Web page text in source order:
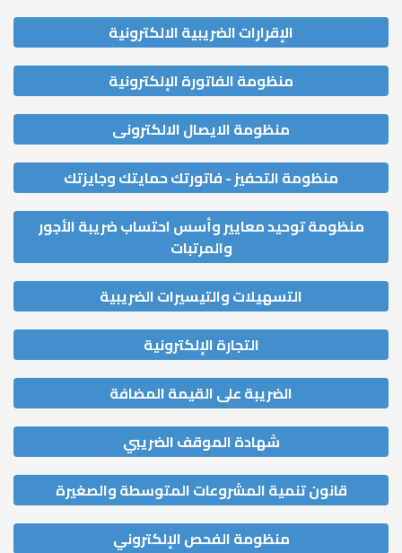
الإقرارات الضريبية الالكترونية
منظومة الفاتورة الإلكترونية
منظومة الايصال الالكترونى
منظومة التحفيز - فاتورتك حمايتك وجايزتك
منظومة توحيد معايير وأسس احتساب ضريبة الأجور
والمرتبات
التسهيلات والتيسيرات الضريبية
التجارة الإلكترونية
الضريبة على القيمة المضافة
شهادة الموقف الضريبي
قانون تنمية المشروعات المتوسطة والصغيرة
منظومة الفحص الإلكتروني